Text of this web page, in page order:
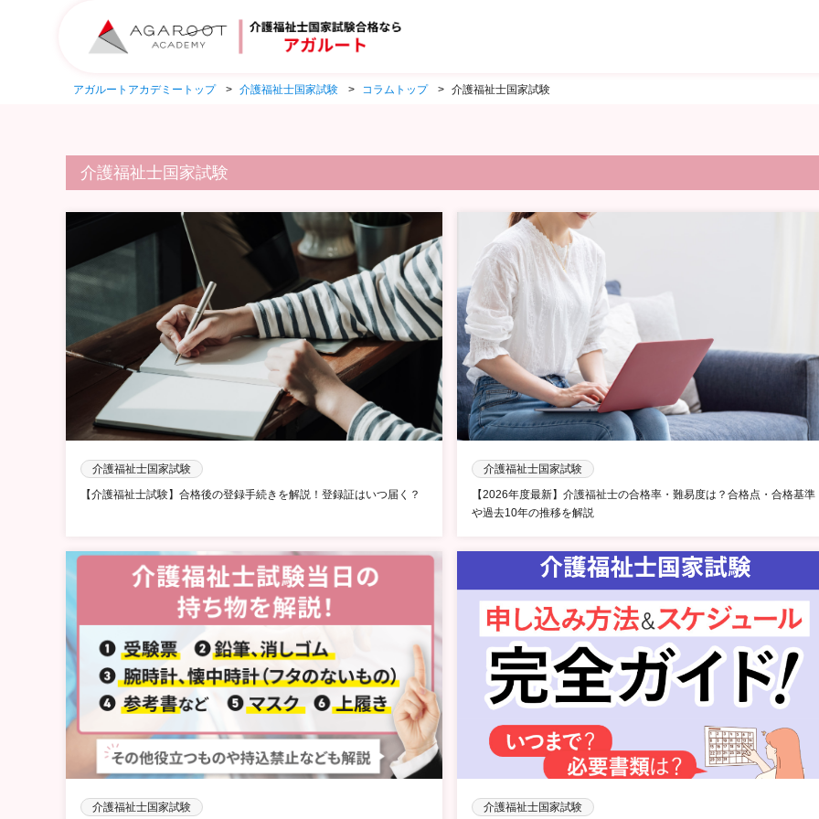
アガルートアカデミートップ 介護福祉士国家試験 コラムトップ 介護福祉士国家試験
介護福祉士国家試験
介護福祉士国家試験
【介護福祉士試験】合格後の登録手続きを解説！登録証はいつ届く？
介護福祉士国家試験
【2026年度最新】介護福祉士の合格率・難易度は？合格点・合格基準
や過去10年の推移を解説
介護福祉士国家試験 介護福祉士国家試験